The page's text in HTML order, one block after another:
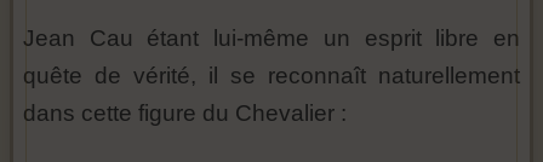
Jean Cau étant lui-même un esprit libre en
quête de vérité, il se reconnaît naturellement
dans cette figure du Chevalier :